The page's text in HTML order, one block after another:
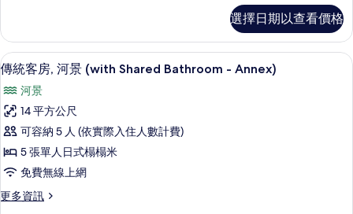
Shared
Bathroom
-
Main
Building)
的
所
有
相
片
客
房,
河
景
(with
Shared
Bathroom
-
Main
Building)
的
詳
選擇日期以查看價格
顯
示
傳
統
客
房,
景
4
傳統客房, 河景 (with Shared Bathroom - Annex)
河景
14 平方公尺
可容納 5 人 (依實際入住人數計費)
5 張單人日式榻榻米
免費無線上網
更多資訊
更